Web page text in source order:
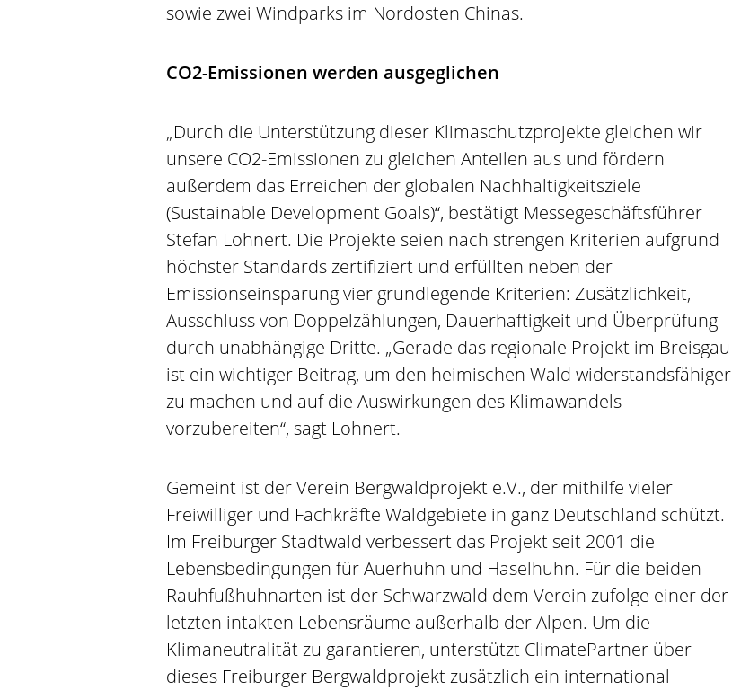
sowie zwei Windparks im Nordosten Chinas.
CO2-Emissionen werden ausgeglichen
„Durch die Unterstützung dieser Klimaschutzprojekte gleichen wir
unsere CO2-Emissionen zu gleichen Anteilen aus und fördern
außerdem das Erreichen der globalen Nachhaltigkeitsziele
(Sustainable Development Goals)“, bestätigt Messegeschäftsführer
Stefan Lohnert. Die Projekte seien nach strengen Kriterien aufgrund
höchster Standards zertifiziert und erfüllten neben der
Emissionseinsparung vier grundlegende Kriterien: Zusätzlichkeit,
Ausschluss von Doppelzählungen, Dauerhaftigkeit und Überprüfung
durch unabhängige Dritte. „Gerade das regionale Projekt im Breisgau
ist ein wichtiger Beitrag, um den heimischen Wald widerstandsfähiger
zu machen und auf die Auswirkungen des Klimawandels
vorzubereiten“, sagt Lohnert.
Gemeint ist der Verein Bergwaldprojekt e.V., der mithilfe vieler
Freiwilliger und Fachkräfte Waldgebiete in ganz Deutschland schützt.
Im Freiburger Stadtwald verbessert das Projekt seit 2001 die
Lebensbedingungen für Auerhuhn und Haselhuhn. Für die beiden
Rauhfußhuhnarten ist der Schwarzwald dem Verein zufolge einer der
letzten intakten Lebensräume außerhalb der Alpen. Um die
Klimaneutralität zu garantieren, unterstützt ClimatePartner über
dieses Freiburger Bergwaldprojekt zusätzlich ein international